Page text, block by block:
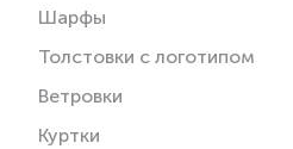
Шарфы
Толстовки с логотипом
Ветровки
Куртки